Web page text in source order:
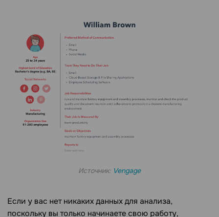
Источник: Vengage
Если у вас нет никаких данных для анализа,
поскольку вы только начинаете свою работу,